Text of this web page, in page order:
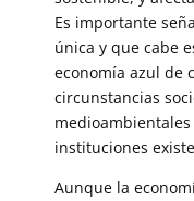
Es importante
única y que cabe
economía azul de
circunstancias
medioambientales
instituciones
Aunque la